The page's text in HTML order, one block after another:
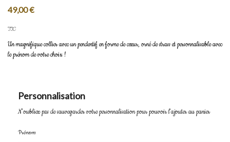
49,00 €
TTC
Un magnifique collier avec un pendentif en forme de cœur, orné de strass et personnalisable avec
le prénom de votre choix !
Personnalisation
N'oubliez pas de sauvegarder votre personnalisation pour pouvoir l'ajouter au panier
Prénom